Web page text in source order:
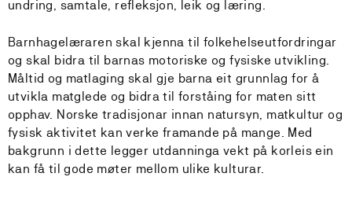
undring, samtale, refleksjon, leik og læring.
Barnhagelæraren skal kjenna til folkehelseutfordringar
og skal bidra til barnas motoriske og fysiske utvikling.
Måltid og matlaging skal gje barna eit grunnlag for å
utvikla matglede og bidra til forståing for maten sitt
opphav. Norske tradisjonar innan natursyn, matkultur og
fysisk aktivitet kan verke framande på mange. Med
bakgrunn i dette legger utdanninga vekt på korleis ein
kan få til gode møter mellom ulike kulturar.